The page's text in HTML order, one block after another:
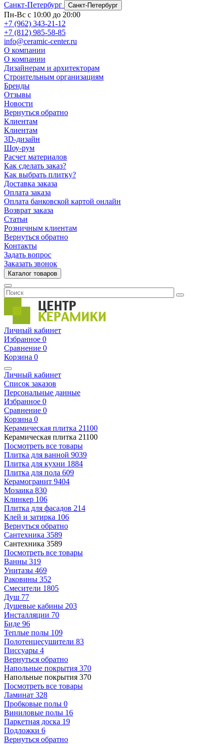
Санкт-Петербург
Санкт-Петербург
Пн-Вс с 10:00 до 20:00
+7 (962) 343-21-12
+7 (812) 985-58-85
info@ceramic-center.ru
О компании
О компании
Дизайнерам и архитекторам
Строительным организациям
Бренды
Отзывы
Новости
Вернуться обратно
Клиентам
Клиентам
3D-дизайн
Шоу-рум
Расчет материалов
Как сделать заказ?
Как выбрать плитку?
Доставка заказа
Оплата заказа
Оплата банковской картой онлайн
Возврат заказа
Статьи
Розничным клиентам
Вернуться обратно
Контакты
Задать вопрос
Заказать звонок
Каталог товаров
Личный кабинет
Избранное 0
Сравнение 0
Корзина 0
Личный кабинет
Список заказов
Персональные данные
Избранное 0
Сравнение 0
Корзина 0
Керамическая плитка 21100
Керамическая плитка 21100
Посмотреть все товары
Плитка для ванной 9039
Плитка для кухни 1884
Плитка для пола 609
Керамогранит 9404
Мозаика 830
Клинкер 106
Плитка для фасадов 214
Клей и затирка 106
Вернуться обратно
Сантехника 3589
Сантехника 3589
Посмотреть все товары
Ванны 319
Унитазы 469
Раковины 352
Смесители 1805
Душ 77
Душевые кабины 203
Инсталляции 70
Биде 96
Теплые полы 109
Полотенцесушители 83
Писсуары 4
Вернуться обратно
Напольные покрытия 370
Напольные покрытия 370
Посмотреть все товары
Ламинат 328
Пробковые полы 0
Виниловые полы 16
Паркетная доска 19
Подложки 6
Вернуться обратно